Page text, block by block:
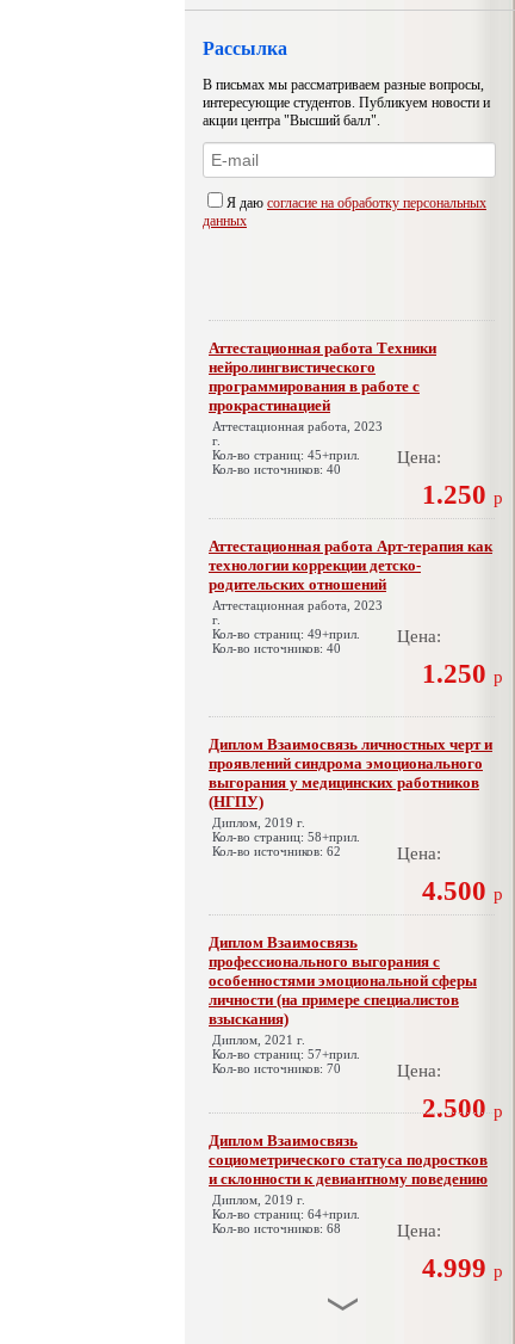
Рассылка
В письмах мы рассматриваем разные вопросы,
интересующие студентов. Публикуем новости и
акции центра "Высший балл".
Я даю согласие на обработку персональных
данных
Аттестационная работа Техники
нейролингвистического
программирования в работе с
прокрастинацией
Аттестационная работа, 2023
г.
Кол-во страниц: 45+прил.
Кол-во источников: 40
Цена:
1.250 р
Аттестационная работа Арт-терапия как
технологии коррекции детско-
родительских отношений
Аттестационная работа, 2023
г.
Кол-во страниц: 49+прил.
Кол-во источников: 40
Цена:
1.250 р
Диплом Взаимосвязь личностных черт и
проявлений синдрома эмоционального
выгорания у медицинских работников
(НГПУ)
Диплом, 2019 г.
Кол-во страниц: 58+прил.
Кол-во источников: 62
Цена:
4.500 р
Диплом Взаимосвязь
профессионального выгорания с
особенностями эмоциональной сферы
личности (на примере специалистов
взыскания)
Диплом, 2021 г.
Кол-во страниц: 57+прил.
Кол-во источников: 70
Цена:
2.500 р
Диплом Взаимосвязь
социометрического статуса подростков
и склонности к девиантному поведению
Диплом, 2019 г.
Кол-во страниц: 64+прил.
Кол-во источников: 68
Цена:
4.999 р